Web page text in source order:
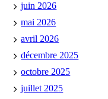
juin 2026
mai 2026
avril 2026
décembre 2025
octobre 2025
juillet 2025